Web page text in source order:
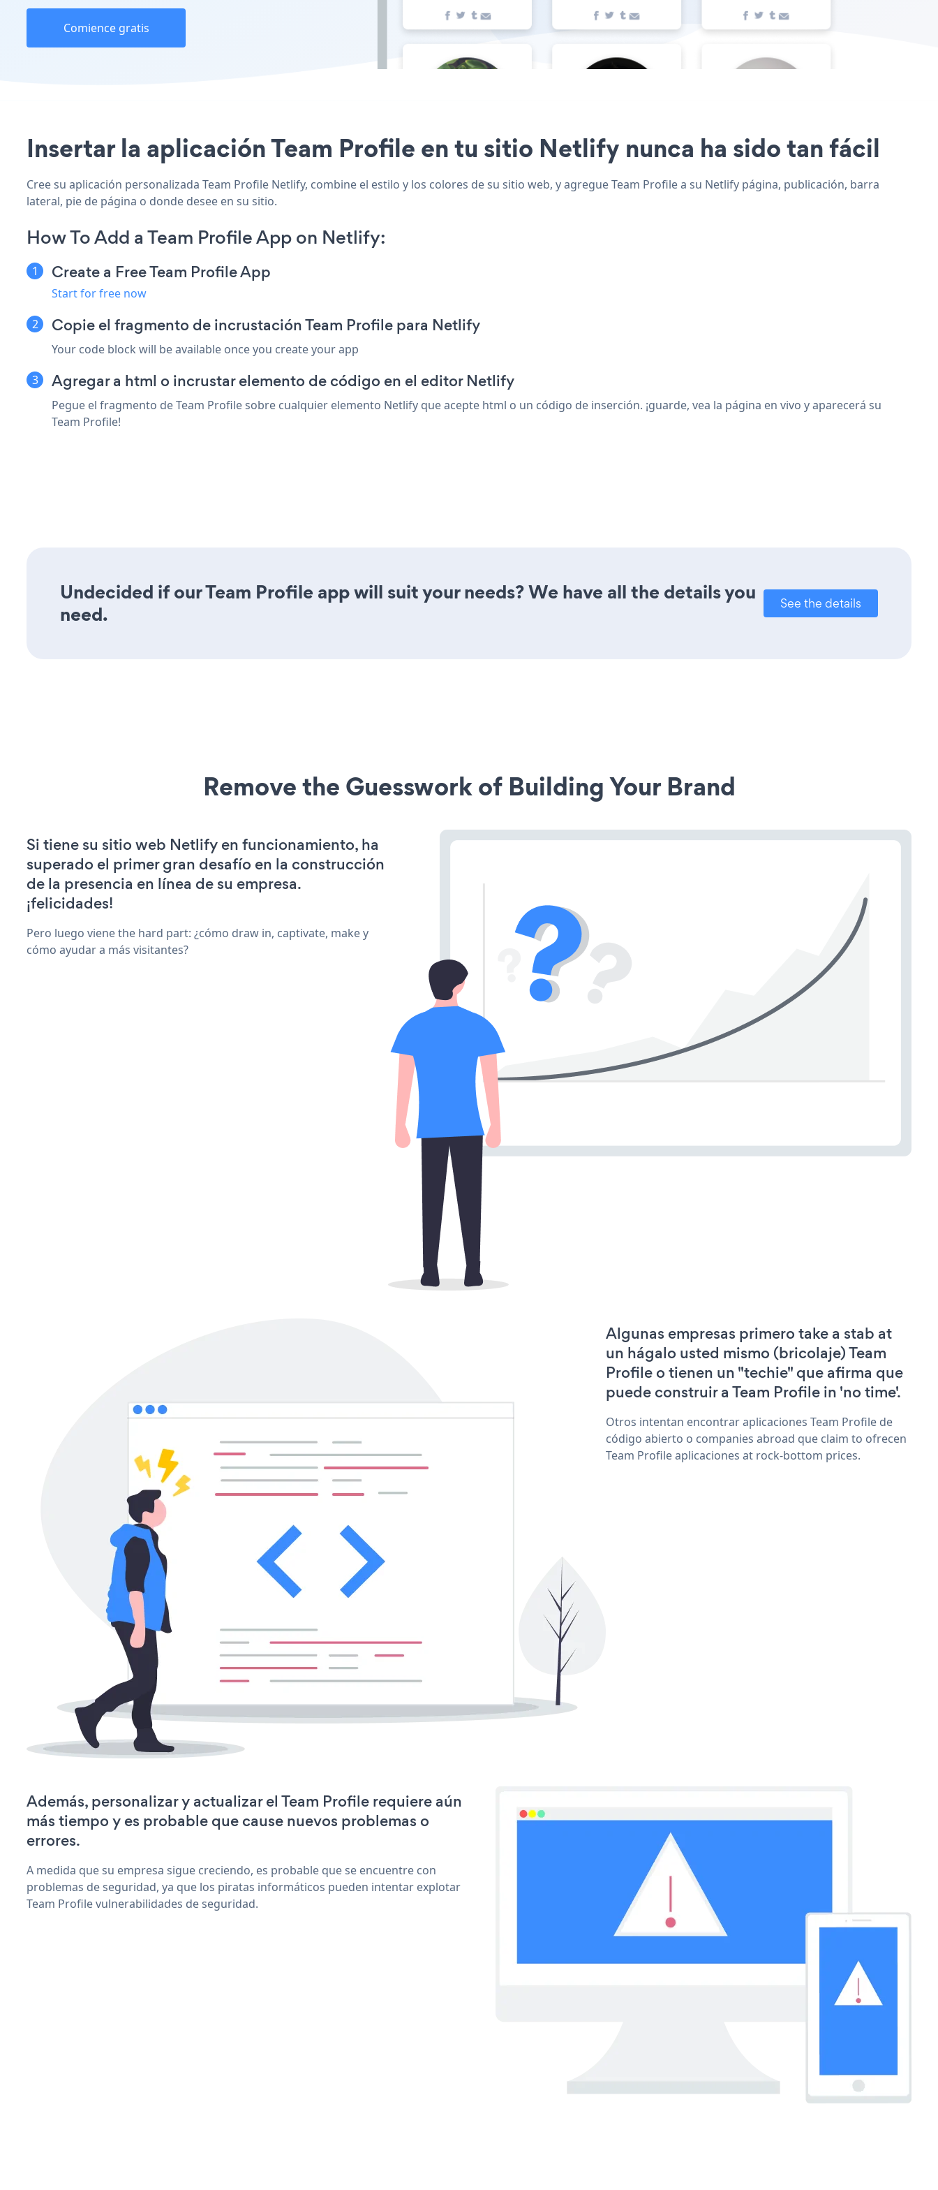
Comience gratis
Insertar la aplicación Team Profile en tu sitio Netlify nunca ha sido tan fácil
Cree su aplicación personalizada Team Profile Netlify, combine el estilo y los colores de su sitio web, y agregue Team Profile a su Netlify página, publicación, barra
lateral, pie de página o donde desee en su sitio.
How To Add a Team Profile App on Netlify:
Create a Free Team Profile App
Start for free now
Copie el fragmento de incrustación Team Profile para Netlify
Your code block will be available once you create your app
Agregar a html o incrustar elemento de código en el editor Netlify
Pegue el fragmento de Team Profile sobre cualquier elemento Netlify que acepte html o un código de inserción. ¡guarde, vea la página en vivo y aparecerá su
Team Profile!
Undecided if our Team Profile app will suit your needs? We have all the details you
need.
See the details
Remove the Guesswork of Building Your Brand
Si tiene su sitio web Netlify en funcionamiento, ha
superado el primer gran desafío en la construcción
de la presencia en línea de su empresa.
¡felicidades!
Pero luego viene the hard part: ¿cómo draw in, captivate, make y
cómo ayudar a más visitantes?
Algunas empresas primero take a stab at
un hágalo usted mismo (bricolaje) Team
Profile o tienen un "techie" que afirma que
puede construir a Team Profile in 'no time'.
Otros intentan encontrar aplicaciones Team Profile de
código abierto o companies abroad que claim to ofrecen
Team Profile aplicaciones at rock-bottom prices.
Además, personalizar y actualizar el Team Profile requiere aún
más tiempo y es probable que cause nuevos problemas o
errores.
A medida que su empresa sigue creciendo, es probable que se encuentre con
problemas de seguridad, ya que los piratas informáticos pueden intentar explotar
Team Profile vulnerabilidades de seguridad.